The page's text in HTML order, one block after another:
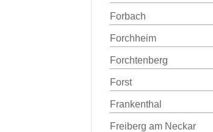
Forbach
Forchheim
Forchtenberg
Forst
Frankenthal
Freiberg am Neckar